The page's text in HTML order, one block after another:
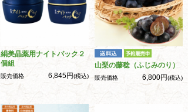
絹美晶薬用ナイトパック２
個組
販売価格 6,845円(税込)
山梨の藤稔（ふじみのり）
販売価格 6,800円(税込)